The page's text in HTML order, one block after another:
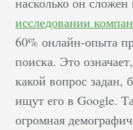
исследовании
60% онлайн-опыта
поиска. Это
какой вопрос задан,
ищут его в Google.
огромная